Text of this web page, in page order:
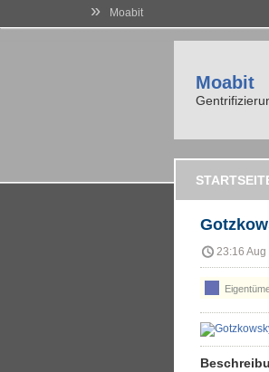
» Moabit
Moabit
23:16 Aug